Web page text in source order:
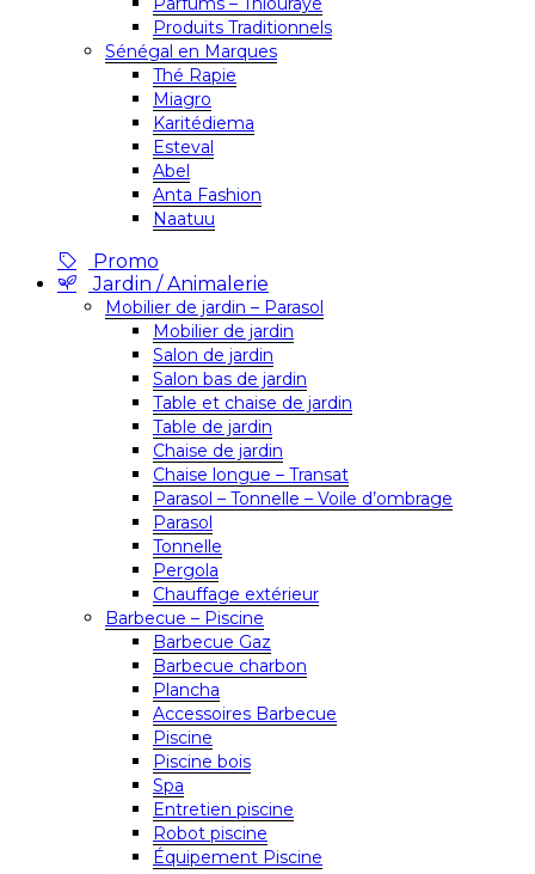
Produits Traditionnels
Sénégal en Marques
Thé Rapie
Miagro
Karitédiema
Esteval
Abel
Anta Fashion
Naatuu
Promo
Jardin / Animalerie
Mobilier de jardin – Parasol
Mobilier de jardin
Salon de jardin
Salon bas de jardin
Table et chaise de jardin
Table de jardin
Chaise de jardin
Chaise longue – Transat
Parasol – Tonnelle – Voile d’ombrage
Parasol
Tonnelle
Pergola
Chauffage extérieur
Barbecue – Piscine
Barbecue Gaz
Barbecue charbon
Plancha
Accessoires Barbecue
Piscine
Piscine bois
Spa
Entretien piscine
Robot piscine
Équipement Piscine